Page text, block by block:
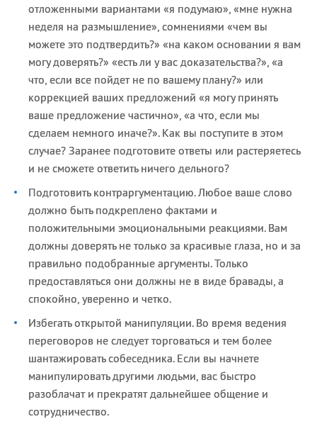
отложенными вариантами «я подумаю», «мне нужна
неделя на размышление», сомнениями «чем вы
можете это подтвердить?» «на каком основании я вам
могу доверять?» «есть ли у вас доказательства?», «а
что, если все пойдет не по вашему плану?» или
коррекцией ваших предложений «я могу принять
ваше предложение частично», «а что, если мы
сделаем немного иначе?». Как вы поступите в этом
случае? Заранее подготовите ответы или растеряетесь
и не сможете ответить ничего дельного?
Подготовить контраргументацию. Любое ваше слово
должно быть подкреплено фактами и
положительными эмоциональными реакциями. Вам
должны доверять не только за красивые глаза, но и за
правильно подобранные аргументы. Только
предоставляться они должны не в виде бравады, а
спокойно, уверенно и четко.
Избегать открытой манипуляции. Во время ведения
переговоров не следует торговаться и тем более
шантажировать собеседника. Если вы начнете
манипулировать другими людьми, вас быстро
разоблачат и прекратят дальнейшее общение и
сотрудничество.